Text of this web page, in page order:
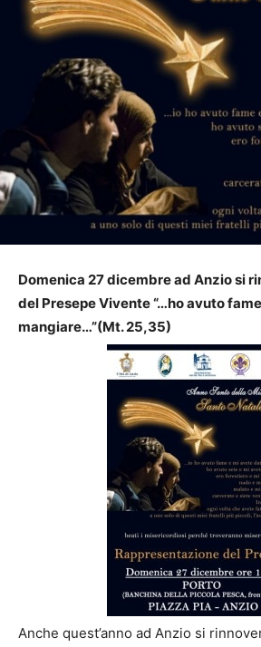
Domenica 27 dicembre ad Anzio si
del Presepe Vivente “…ho avuto
mangiare…”(Mt. 25,35)
Anche quest’anno ad Anzio si